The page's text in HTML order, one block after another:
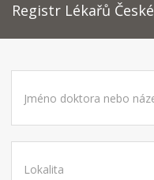
Registr Lékařů